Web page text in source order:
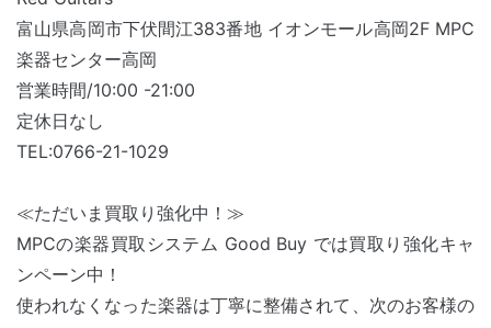
富山県高岡市下伏間江383番地 イオンモール高岡2F MPC
楽器センター高岡
営業時間/10:00 -21:00
定休日なし
TEL:0766-21-1029
≪ただいま買取り強化中！≫
MPCの楽器買取システム Good Buy では買取り強化キャ
ンペーン中！
使われなくなった楽器は丁寧に整備されて、次のお客様の